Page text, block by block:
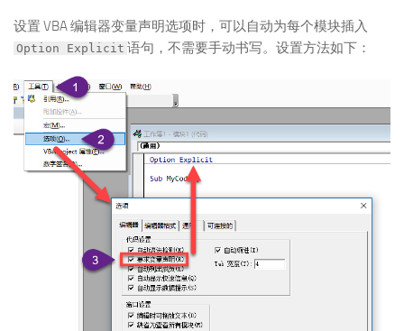
设置 VBA 编辑器变量声明选项时，可以自动为每个模块插入
Option Explicit 语句，不需要手动书写。设置方法如下：